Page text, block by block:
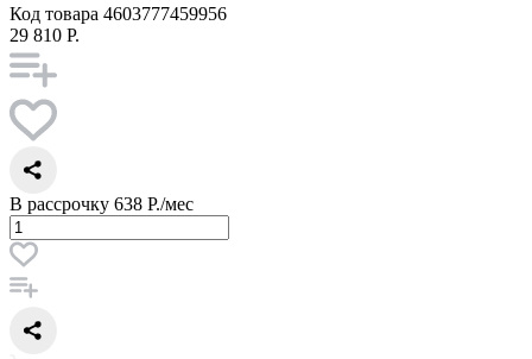
Код товара 4603777459956
29 810 Р.
В рассрочку 638 Р./мес